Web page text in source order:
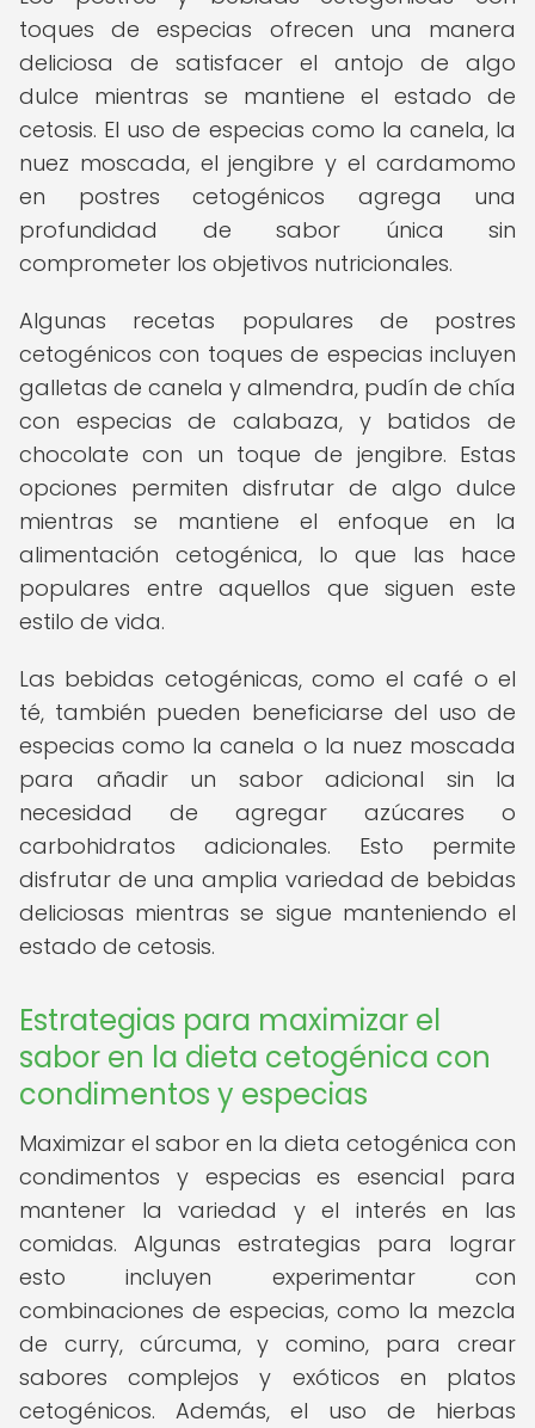
toques de especias ofrecen una manera
deliciosa de satisfacer el antojo de algo
dulce mientras se mantiene el estado de
cetosis. El uso de especias como la canela, la
nuez moscada, el jengibre y el cardamomo
en postres cetogénicos agrega una
profundidad de sabor única sin
comprometer los objetivos nutricionales.
Algunas recetas populares de postres
cetogénicos con toques de especias incluyen
galletas de canela y almendra, pudín de chía
con especias de calabaza, y batidos de
chocolate con un toque de jengibre. Estas
opciones permiten disfrutar de algo dulce
mientras se mantiene el enfoque en la
alimentación cetogénica, lo que las hace
populares entre aquellos que siguen este
estilo de vida.
Las bebidas cetogénicas, como el café o el
té, también pueden beneficiarse del uso de
especias como la canela o la nuez moscada
para añadir un sabor adicional sin la
necesidad de agregar azúcares o
carbohidratos adicionales. Esto permite
disfrutar de una amplia variedad de bebidas
deliciosas mientras se sigue manteniendo el
estado de cetosis.
Estrategias para maximizar el
sabor en la dieta cetogénica con
condimentos y especias
Maximizar el sabor en la dieta cetogénica con
condimentos y especias es esencial para
mantener la variedad y el interés en las
comidas. Algunas estrategias para lograr
esto incluyen experimentar con
combinaciones de especias, como la mezcla
de curry, cúrcuma, y comino, para crear
sabores complejos y exóticos en platos
cetogénicos. Además, el uso de hierbas